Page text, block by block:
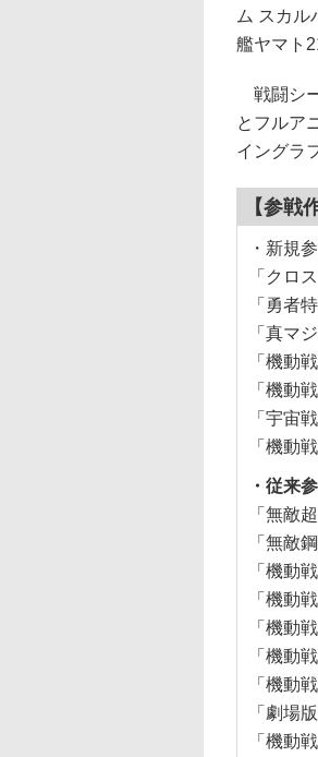
ム スカ
艦ヤマト
戦闘シ
とフルア
イングラ
【参戦
・新規
「クロ
「勇者
「真マ
「機動
「機動
「宇宙
「機動
・従来
「無敵
「無敵
「機動
「機動
「機動
「機動
「機動
「劇場
「機動